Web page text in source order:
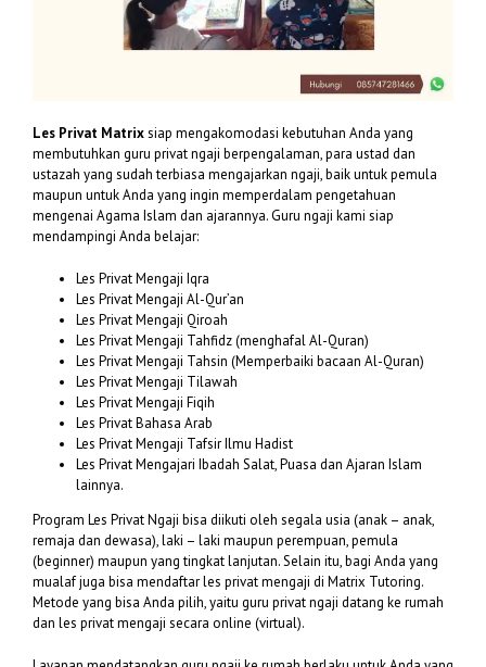
Les Privat Matrixsiap mengakomodasi kebutuhan Anda yang
membutuhkan guru privat ngaji berpengalaman, para ustad dan
ustazah yang sudah terbiasa mengajarkan ngaji, baik untuk pemula
maupun untuk Anda yang ingin memperdalam pengetahuan
mengenai Agama Islam dan ajarannya. Guru ngaji kami siap
mendampingi Anda belajar:
Les Privat Mengaji Iqra
Les Privat Mengaji Al-Qur’an
Les Privat Mengaji Qiroah
Les Privat Mengaji Tahfidz (menghafal Al-Quran)
Les Privat Mengaji Tahsin (Memperbaiki bacaan Al-Quran)
Les Privat Mengaji Tilawah
Les Privat Mengaji Fiqih
Les Privat Bahasa Arab
Les Privat Mengaji Tafsir Ilmu Hadist
Les Privat Mengajari Ibadah Salat, Puasa dan Ajaran Islam
lainnya.
Program Les Privat Ngaji bisa diikuti oleh segala usia (anak – anak,
remaja dan dewasa), laki – laki maupun perempuan, pemula
(beginner) maupun yang tingkat lanjutan. Selain itu, bagi Anda yang
mualaf juga bisa mendaftar les privat mengaji di Matrix Tutoring.
Metode yang bisa Anda pilih, yaitu guru privat ngaji datang ke rumah
dan les privat mengaji secara online (virtual).